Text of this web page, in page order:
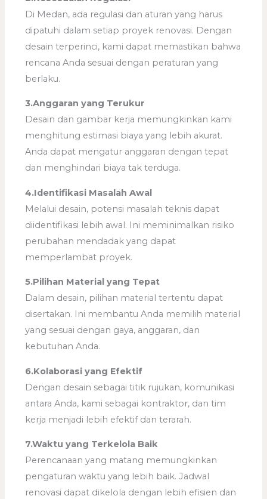
Di Medan, ada regulasi dan aturan yang harus
dipatuhi dalam setiap proyek renovasi. Dengan
desain terperinci, kami dapat memastikan bahwa
rencana Anda sesuai dengan peraturan yang
berlaku.
3.Anggaran yang Terukur
Desain dan gambar kerja memungkinkan kami
menghitung estimasi biaya yang lebih akurat.
Anda dapat mengatur anggaran dengan tepat
dan menghindari biaya tak terduga.
4.Identifikasi Masalah Awal
Melalui desain, potensi masalah teknis dapat
diidentifikasi lebih awal. Ini meminimalkan risiko
perubahan mendadak yang dapat
memperlambat proyek.
5.Pilihan Material yang Tepat
Dalam desain, pilihan material tertentu dapat
disertakan. Ini membantu Anda memilih material
yang sesuai dengan gaya, anggaran, dan
kebutuhan Anda.
6.Kolaborasi yang Efektif
Dengan desain sebagai titik rujukan, komunikasi
antara Anda, kami sebagai kontraktor, dan tim
kerja menjadi lebih efektif dan terarah.
7.Waktu yang Terkelola Baik
Perencanaan yang matang memungkinkan
pengaturan waktu yang lebih baik. Jadwal
renovasi dapat dikelola dengan lebih efisien dan